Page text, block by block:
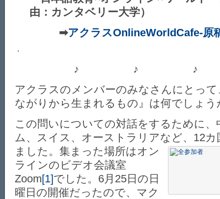
由：カンタベリー大学）
➡アクラスOnlineWorldCafe-原
・
♪ ♪ ♪
アクラスのメンバーのみなさんにとっ
ながりから生まれるもの』は何でしょう
この問いについての対話をするために、
ム、スイス、オーストラリアなど、12
ました。集まっ た場所はオン
ラインのビデオ会議室
Zoom[1]でした。6月25日の日
曜日の開催だったので、マク